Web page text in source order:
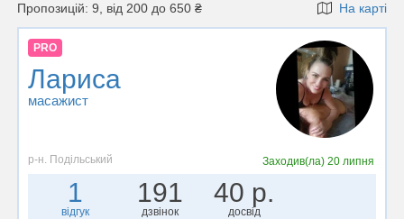
Пропозицій: 9, від 200 до 650 ₴ На карті
PRO
Лариса
масажист
р-н. Подільський Заходив(ла) 20 липня
1
відгук
191
дзвінок
40 р.
досвід